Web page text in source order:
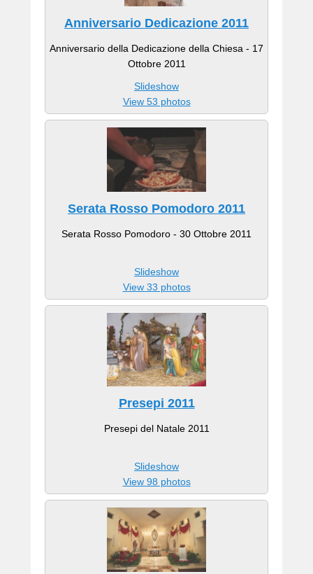
Anniversario Dedicazione 2011
Anniversario della Dedicazione della Chiesa - 17
Ottobre 2011
Slideshow
View 53 photos
Serata Rosso Pomodoro 2011
Serata Rosso Pomodoro - 30 Ottobre 2011
Slideshow
View 33 photos
Presepi 2011
Presepi del Natale 2011
Slideshow
View 98 photos